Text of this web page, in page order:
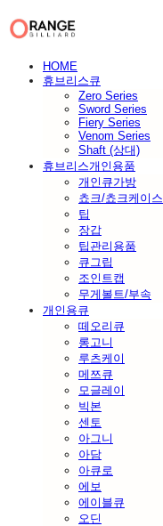
HOME
휴브리스큐
Zero Series
Sword Series
Fiery Series
Venom Series
Shaft (상대)
휴브리스개인용품
개인큐가방
쵸크/쵸크케이스
팁
장갑
팁관리용품
큐그립
조인트캡
무게볼트/부속
개인용큐
떼오리큐
롱고니
루츠케이
메쯔큐
모글레이
빅본
센토
아그니
아담
아큐로
에보
에이블큐
오딘